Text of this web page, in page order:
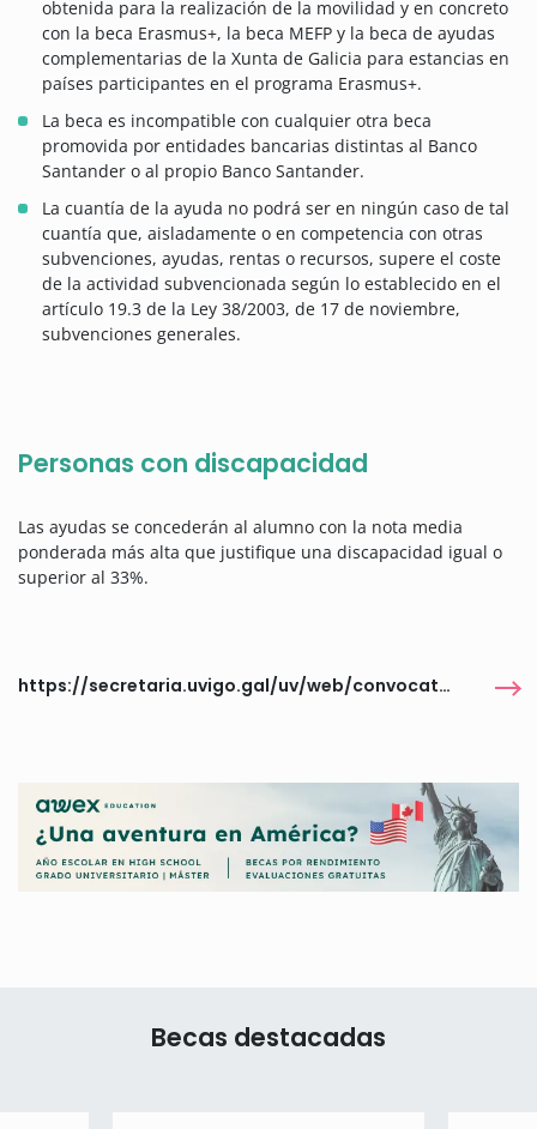
obtenida para la realización de la movilidad y en concreto
con la beca Erasmus+, la beca MEFP y la beca de ayudas
complementarias de la Xunta de Galicia para estancias en
países participantes en el programa Erasmus+.
La beca es incompatible con cualquier otra beca
promovida por entidades bancarias distintas al Banco
Santander o al propio Banco Santander.
La cuantía de la ayuda no podrá ser en ningún caso de tal
cuantía que, aisladamente o en competencia con otras
subvenciones, ayudas, rentas o recursos, supere el coste
de la actividad subvencionada según lo establecido en el
artículo 19.3 de la Ley 38/2003, de 17 de noviembre,
subvenciones generales.
Personas con discapacidad
Las ayudas se concederán al alumno con la nota media
ponderada más alta que justifique una discapacidad igual o
superior al 33%.
https://secretaria.uvigo.gal/uv/web/convocatoria/public/show/1169
Becas destacadas